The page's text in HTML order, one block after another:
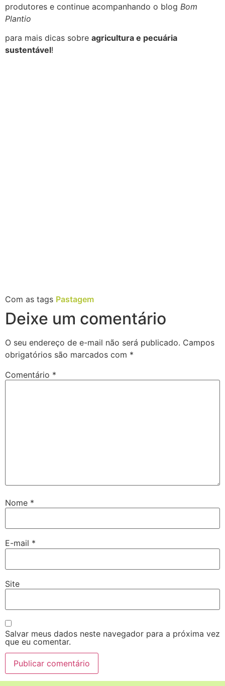
produtores e continue acompanhando o blog Bom
Plantio
para mais dicas sobre agricultura e pecuária
sustentável!
Com as tags Pastagem
Deixe um comentário
O seu endereço de e-mail não será publicado. Campos
obrigatórios são marcados com *
Comentário *
Nome *
E-mail *
Site
Salvar meus dados neste navegador para a próxima vez
que eu comentar.